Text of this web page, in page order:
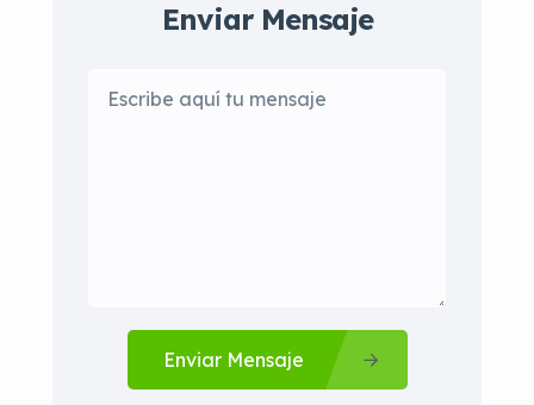
Enviar Mensaje
Enviar Mensaje